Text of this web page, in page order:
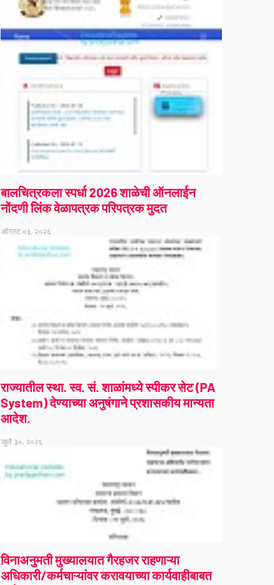
बालचित्रकला स्पर्धा 2026 शाळेची ऑनलाईन
नोंदणी लिंक वेळापत्रक परिपत्रक मुदत
ऑगस्ट ०३, २०२६
राज्यातील स्था. स्व. सं. शाळांमध्ये स्पीकर सेट (PA
System) देण्याच्या अनुषंगाने प्रशासकीय मान्यता
आदेश.
जुलै ३०, २०२६
विनाअनुमती मुख्यालयात गैरहजर राहणाऱ्या
अधिकारी/कर्मचाऱ्यांवर करावयाच्या कार्यवाहीबाबत